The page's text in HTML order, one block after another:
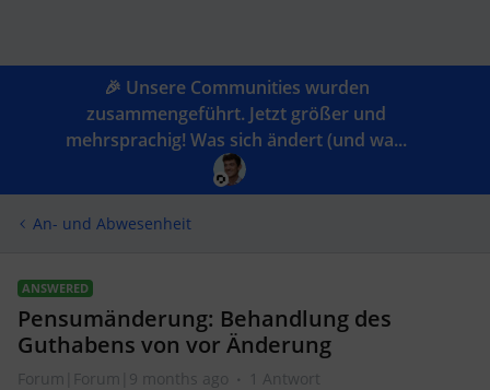
🎉 Unsere Communities wurden
zusammengeführt. Jetzt größer und
mehrsprachig! Was sich ändert (und wa...
An- und Abwesenheit
ANSWERED
Pensumänderung: Behandlung des
Guthabens von vor Änderung
Forum|Forum|9 months ago 1 Antwort